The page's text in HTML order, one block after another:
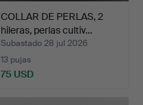
COLLAR DE PERLAS, 2
hileras, perlas cultiv…
Subastado 28 jul 2026
13 pujas
75 USD